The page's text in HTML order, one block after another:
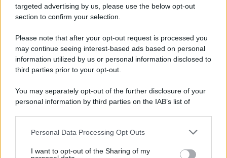
targeted advertising by us, please use the below opt-out
section to confirm your selection.
Please note that after your opt-out request is processed you
may continue seeing interest-based ads based on personal
information utilized by us or personal information disclosed to
third parties prior to your opt-out.
You may separately opt-out of the further disclosure of your
personal information by third parties on the IAB’s list of
This information may also be disclosed by us to third parties
disclose it to other third parties.
Personal Data Processing Opt Outs
I want to opt-out of the Sharing of my
© 2026 - Pianeta Design - P.IVA 04827280654 - Testata
Registrata Al Tribunale Di Nocera Inferiore N. 8/2020 - RG N.
ISCRIZIONE AL ROC N. 35792 – ISCRITTA ALL’ANSO
(ASSOCIAZIONE NAZIONALE STAMPA ONLINE)
PREFERENZE PRIVACY